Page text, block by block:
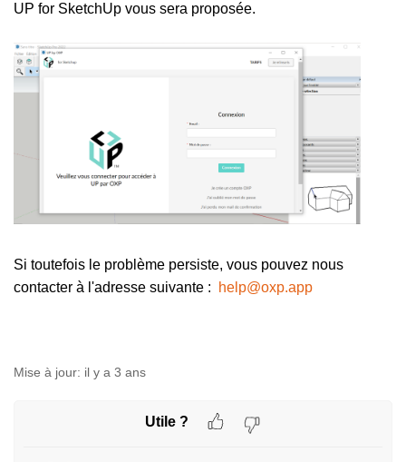
UP for SketchUp vous sera proposée.
Si toutefois le problème persiste, vous pouvez nous
contacter à l'adresse suivante :
help@oxp.app
Mise à jour: il y a 3 ans
Utile ?